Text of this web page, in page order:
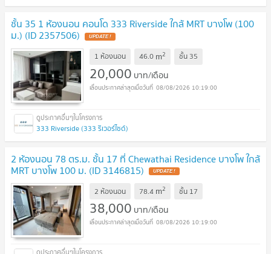
ชั้น 35 1 ห้องนอน คอนโด 333 Riverside ใกล้ MRT บางโพ (100
ม.) (ID 2357506) UPDATE !
1 ห้องนอน 46.0 m2 ชั้น 35
20,000 บาท/เดือน
08/08/2026 10:19:00
333 Riverside (333 ริเวอร์ไซด์)
2 ห้องนอน 78 ตร.ม. ชั้น 17 ที่ Chewathai Residence บางโพ ใกล้
MRT บางโพ 100 ม. (ID 3146815) UPDATE !
2 ห้องนอน 78.4 m2 ชั้น 17
38,000 บาท/เดือน
08/08/2026 10:19:00